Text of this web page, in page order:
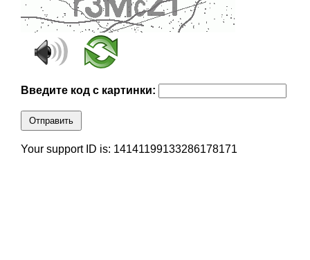
Введите код с картинки:
Отправить
Your support ID is: 14141199133286178171